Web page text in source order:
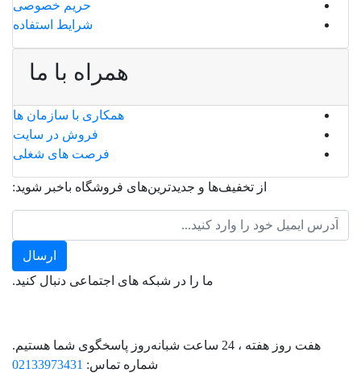
حریم خصوصی
شرایط استفاده
همراه با ما
همکاری با سازمان ها
فروش در سایت
فرصت های شغلی
از تخفیف‌ها و جدیدترین‌های فروشگاه باخبر شوید:
ما را در شبکه های اجتماعی دنبال کنید.
هفت روز هفته ، 24 ساعت شبانه‌روز پاسخگوی شما هستیم.
شماره تماس: 02133973431